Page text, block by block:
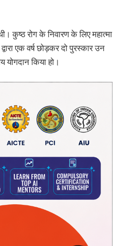
कुष्‍ठ रोग के निवारण के लिए महात्‍मा
एक वर्ष छोड़कर दो पुरस्‍कार उन
किया हो।